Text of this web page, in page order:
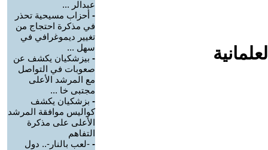
عبدالر ...
- أحزاب مسيحية تحذر
في مذكرة احتجاج من
تغيير ديموغرافي في
سهل ...
- بيزشكيان يكشف عن
صعوبات في التواصل
مع المرشد الأعلى
مجتبى خا ...
- بزشكيان يكشف
كواليس موافقة المرشد
الأعلى على مذكرة
التفاهم
- -لعب بالنار-.. دول